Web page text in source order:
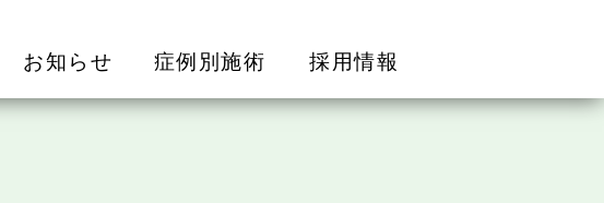
お知らせ 症例別施術 採用情報